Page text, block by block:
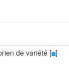
de variété [ ]